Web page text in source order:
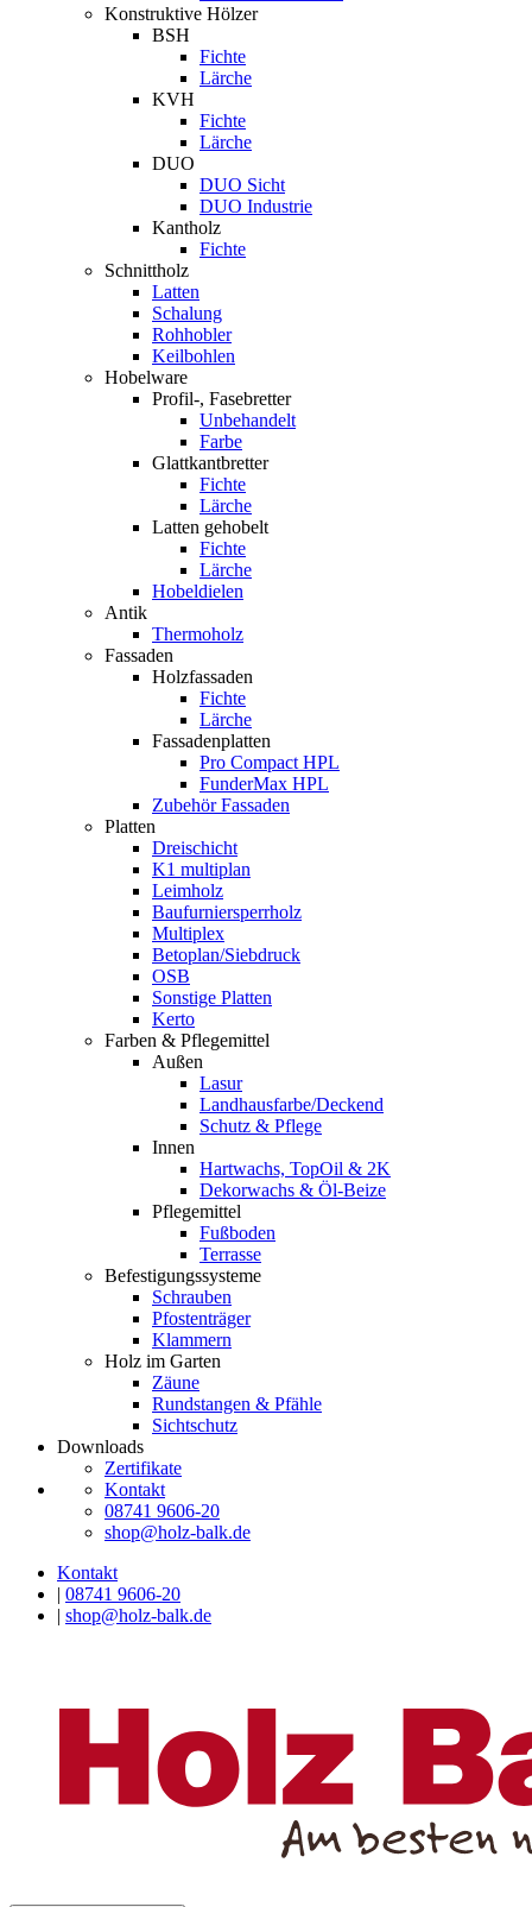
Konstruktive Hölzer
BSH
Fichte
Lärche
KVH
Fichte
Lärche
DUO
DUO Sicht
DUO Industrie
Kantholz
Fichte
Schnittholz
Latten
Schalung
Rohhobler
Keilbohlen
Hobelware
Profil-, Fasebretter
Unbehandelt
Farbe
Glattkantbretter
Fichte
Lärche
Latten gehobelt
Fichte
Lärche
Hobeldielen
Antik
Thermoholz
Fassaden
Holzfassaden
Fichte
Lärche
Fassadenplatten
Pro Compact HPL
FunderMax HPL
Zubehör Fassaden
Platten
Dreischicht
K1 multiplan
Leimholz
Baufurniersperrholz
Multiplex
Betoplan/Siebdruck
OSB
Sonstige Platten
Kerto
Farben & Pflegemittel
Außen
Lasur
Landhausfarbe/Deckend
Schutz & Pflege
Innen
Hartwachs, TopOil & 2K
Dekorwachs & Öl-Beize
Pflegemittel
Fußboden
Terrasse
Befestigungssysteme
Schrauben
Pfostenträger
Klammern
Holz im Garten
Zäune
Rundstangen & Pfähle
Sichtschutz
Downloads
Zertifikate
Kontakt
08741 9606-20
shop@holz-balk.de
Kontakt
| 08741 9606-20
| shop@holz-balk.de